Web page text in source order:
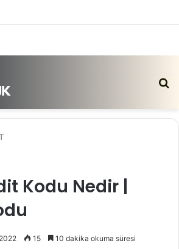
İptali Nedir?
Kodu Nedir |
15 10 dakika okuma süresi